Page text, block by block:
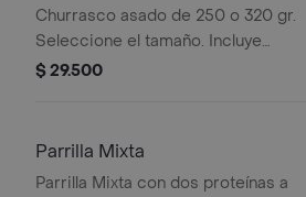
Churrasco asado de 250 o 320 gr.
Seleccione el tamaño. Incluye
guarnición, ensalada del día y opción
$ 29.500
Parrilla Mixta
Parrilla Mixta con dos proteínas a